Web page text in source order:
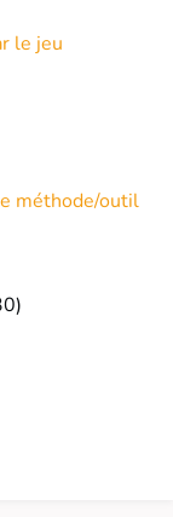
le jeu
méthode/outil